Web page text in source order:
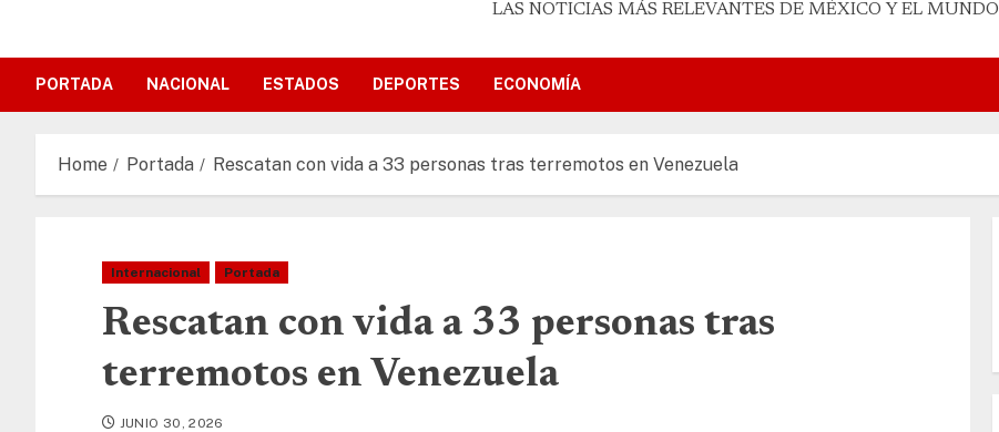
LAS NOTICIAS MÁS RELEVANTES DE MÉXICO Y EL MUNDO
PORTADA NACIONAL ESTADOS DEPORTES ECONOMÍA
Home Portada Rescatan con vida a 33 personas tras terremotos en Venezuela
Internacional Portada
Rescatan con vida a 33 personas tras
terremotos en Venezuela
JUNIO 30, 2026